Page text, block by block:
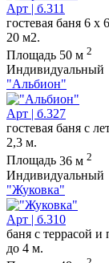
Арт | б.311
гостевая баня 6 х
20 м2.
Площадь 50 м 2
Индивидуальный
"Альбион"
Арт | б.327
гостевая баня с
2,3 м.
Площадь 36 м 2
Индивидуальный
"Жуковка"
Арт | б.310
баня с террасой
до 4 м.